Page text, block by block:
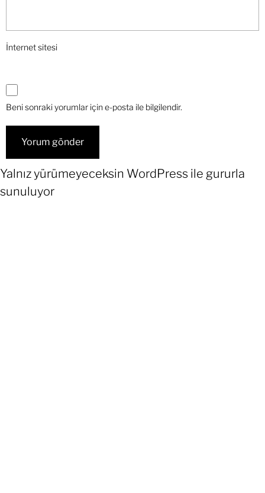
İnternet sitesi
Beni sonraki yorumlar için e-posta ile bilgilendir.
Yalnız yürümeyeceksin WordPress ile gururla
sunuluyor